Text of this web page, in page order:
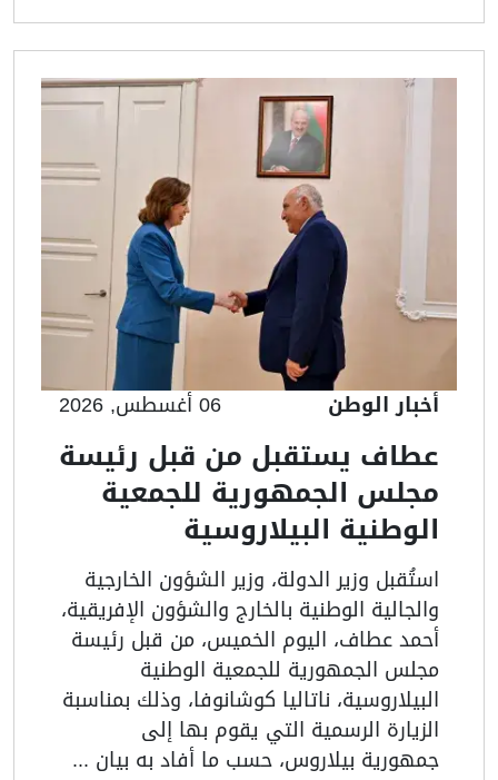
أخبار الوطن 06 أغسطس, 2026
عطاف يستقبل من قبل رئيسة
مجلس الجمهورية للجمعية
الوطنية البيلاروسية
استُقبل وزير الدولة، وزير الشؤون الخارجية
والجالية الوطنية بالخارج والشؤون الإفريقية،
أحمد عطاف، اليوم الخميس، من قبل رئيسة
مجلس الجمهورية للجمعية الوطنية
البيلاروسية، ناتاليا كوشانوفا، وذلك بمناسبة
الزيارة الرسمية التي يقوم بها إلى
جمهورية بيلاروس، حسب ما أفاد به بيان ...